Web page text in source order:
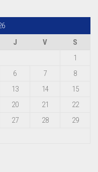
J V
S
1
6 7
8
13 14
15
20 21
22
27 28
29